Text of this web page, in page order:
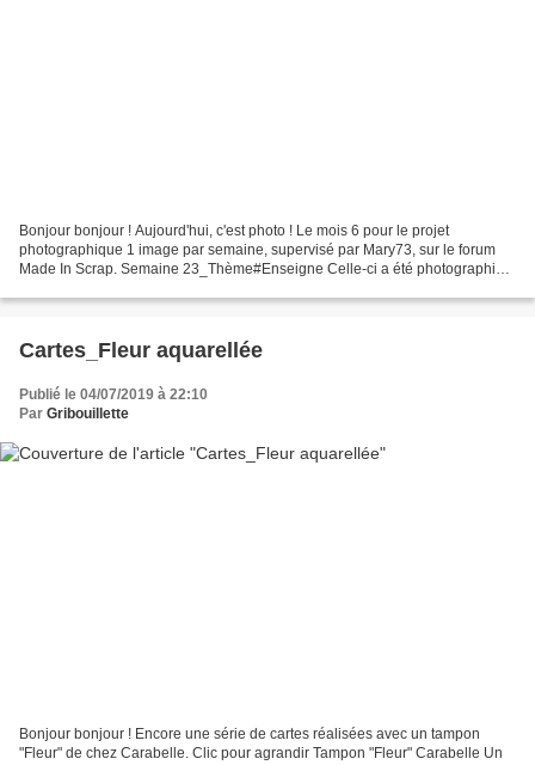
Bonjour bonjour ! Aujourd'hui, c'est photo ! Le mois 6 pour le projet
photographique 1 image par semaine, supervisé par Mary73, sur le forum
Made In Scrap. Semaine 23_Thème#Enseigne Celle-ci a été photographiée
Cartes_Fleur aquarellée
Publié le 04/07/2019 à 22:10
Par Gribouillette
Bonjour bonjour ! Encore une série de cartes réalisées avec un tampon
"Fleur" de chez Carabelle. Clic pour agrandir Tampon "Fleur" Carabelle Un